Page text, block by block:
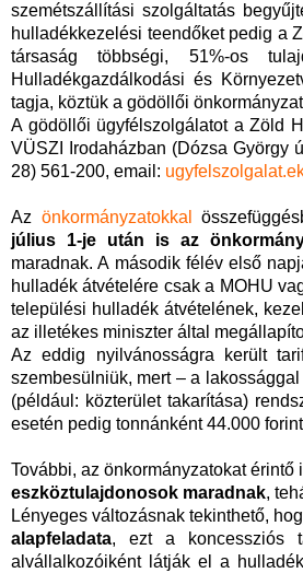
szemétszállítási szolgáltatás
hulladékkezelési teendőket pedig a
társaság többségi, 51%-os
Hulladékgazdálkodási és
tagja, köztük a gödöllői
A gödöllői ügyfélszolgálatot a Zöld
VÜSZI Irodaházban (Dózsa György
28) 561-200, email:
Az önkormányzatokkal
július 1-je után is az
maradnak. A második félév első
hulladék átvételére csak a MOHU
települési hulladék átvételének,
az illetékes miniszter által
Az eddig nyilvánosságra került
szembesülniük, mert – a
(például: közterület takarítása)
esetén pedig tonnánként 44.000
További, az önkormányzatokat érintő
eszköztulajdonosok maradnak,
Lényeges változásnak tekinthető,
alapfeladata, ezt a koncessziós
alvállalkozóiként látják el a